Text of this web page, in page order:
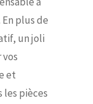
En plus de
un joli
et
les pièces